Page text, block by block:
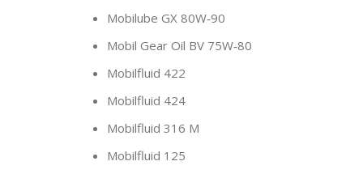
Mobilube GX 80W‑90
Mobil Gear Oil BV 75W‑80
Mobilfluid 422
Mobilfluid 424
Mobilfluid 316 M
Mobilfluid 125